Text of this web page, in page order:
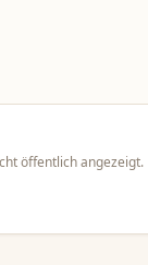
öffentlich angezeigt.